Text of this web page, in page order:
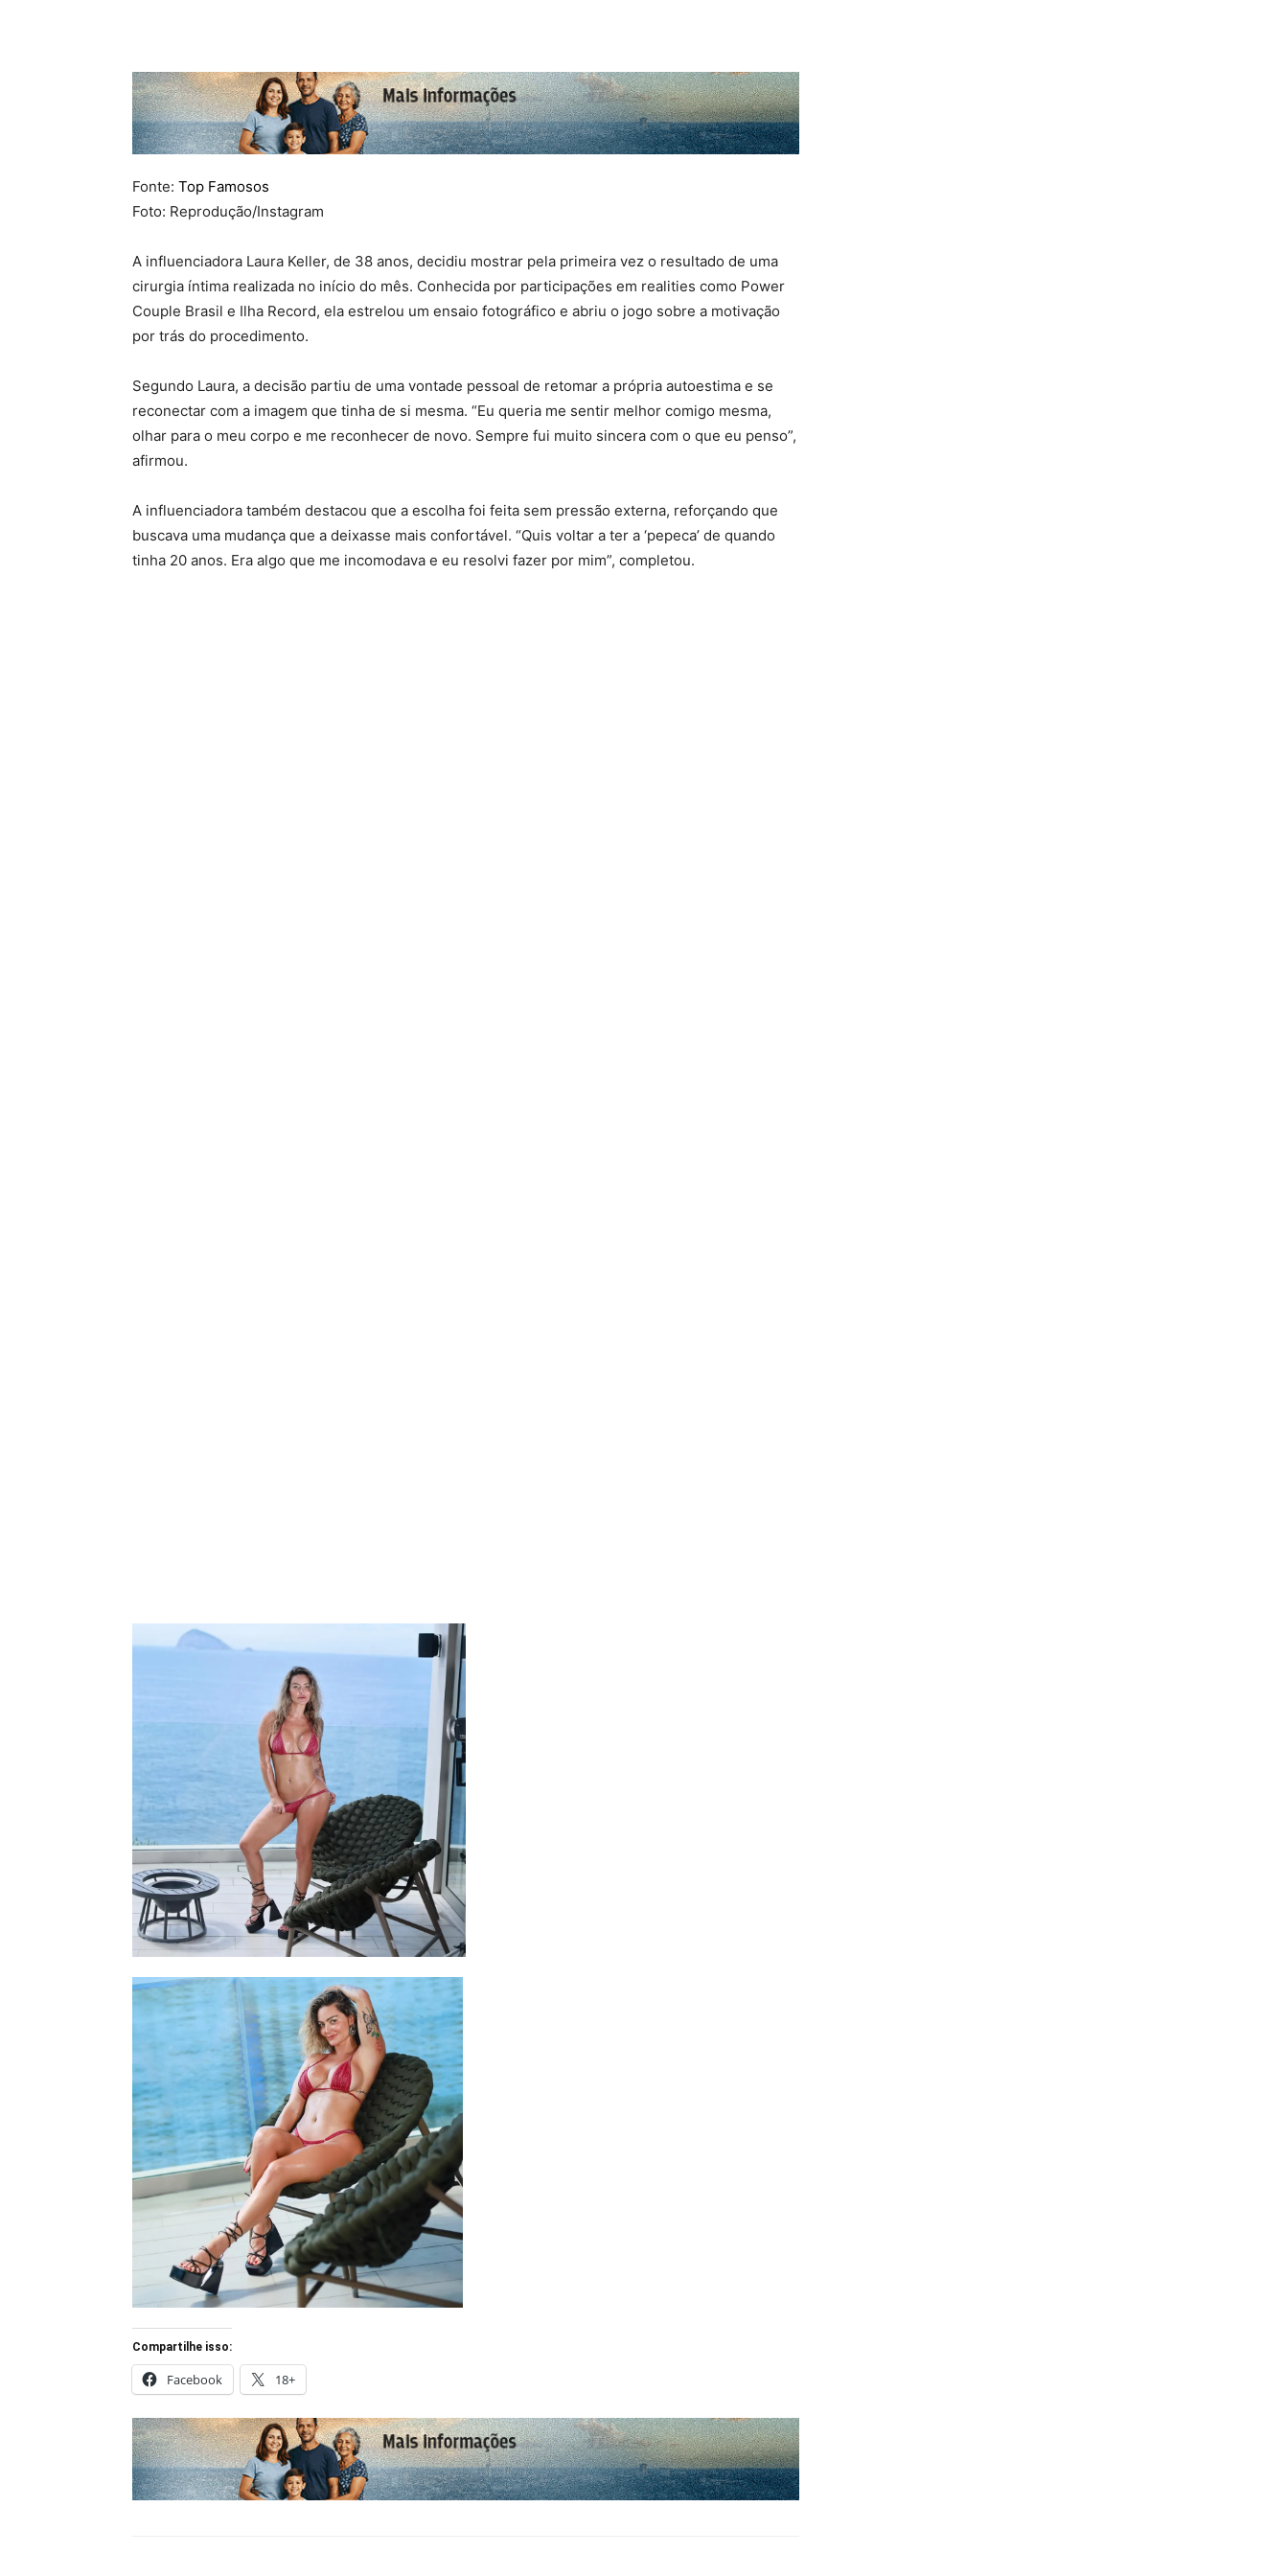
Fonte: Top Famosos
Foto: Reprodução/Instagram
A influenciadora Laura Keller, de 38 anos, decidiu mostrar pela primeira vez o resultado de uma
cirurgia íntima realizada no início do mês. Conhecida por participações em realities como Power
Couple Brasil e Ilha Record, ela estrelou um ensaio fotográfico e abriu o jogo sobre a motivação
por trás do procedimento.
Segundo Laura, a decisão partiu de uma vontade pessoal de retomar a própria autoestima e se
reconectar com a imagem que tinha de si mesma. “Eu queria me sentir melhor comigo mesma,
olhar para o meu corpo e me reconhecer de novo. Sempre fui muito sincera com o que eu penso”,
afirmou.
A influenciadora também destacou que a escolha foi feita sem pressão externa, reforçando que
buscava uma mudança que a deixasse mais confortável. “Quis voltar a ter a ‘pepeca’ de quando
tinha 20 anos. Era algo que me incomodava e eu resolvi fazer por mim”, completou.
Compartilhe isso:
Facebook 18+